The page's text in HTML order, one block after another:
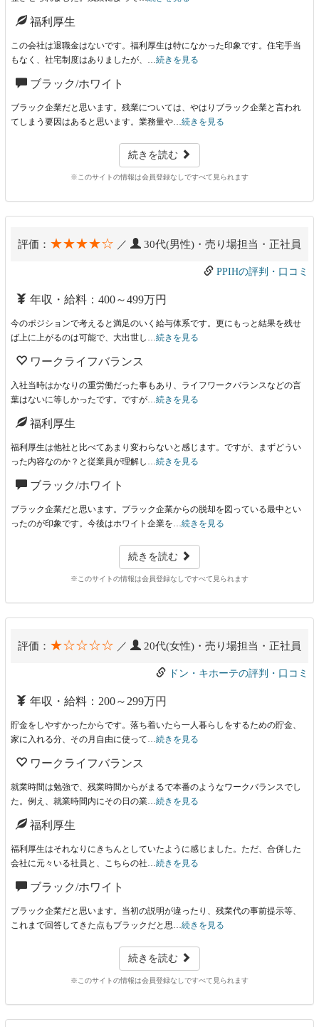
福利厚生
この会社は退職金はないです。福利厚生は特になかった印象です。住宅手当
もなく、社宅制度はありましたが、…続きを見る
ブラック/ホワイト
ブラック企業だと思います。残業については、やはりブラック企業と言われ
てしまう要因はあると思います。業務量や…続きを見る
続きを読む
※このサイトの情報は会員登録なしですべて見られます
評価： ★★★★☆ ／ 30代(男性)・売り場担当・正社員
PPIHの評判・口コミ
年収・給料：400～499万円
今のポジションで考えると満足のいく給与体系です。更にもっと結果を残せ
ば上に上がるのは可能で、大出世し…続きを見る
ワークライフバランス
入社当時はかなりの重労働だった事もあり、ライフワークバランスなどの言
葉はないに等しかったです。ですが…続きを見る
福利厚生
福利厚生は他社と比べてあまり変わらないと感じます。ですが、まずどうい
った内容なのか？と従業員が理解し…続きを見る
ブラック/ホワイト
ブラック企業だと思います。ブラック企業からの脱却を図っている最中とい
ったのが印象です。今後はホワイト企業を…続きを見る
続きを読む
※このサイトの情報は会員登録なしですべて見られます
評価： ★☆☆☆☆ ／ 20代(女性)・売り場担当・正社員
ドン・キホーテの評判・口コミ
年収・給料：200～299万円
貯金をしやすかったからです。落ち着いたら一人暮らしをするための貯金、
家に入れる分、その月自由に使って…続きを見る
ワークライフバランス
就業時間は勉強で、残業時間からがまるで本番のようなワークバランスでし
た。例え、就業時間内にその日の業…続きを見る
福利厚生
福利厚生はそれなりにきちんとしていたように感じました。ただ、合併した
会社に元々いる社員と、こちらの社…続きを見る
ブラック/ホワイト
ブラック企業だと思います。当初の説明が違ったり、残業代の事前提示等、
これまで回答してきた点もブラックだと思…続きを見る
続きを読む
※このサイトの情報は会員登録なしですべて見られます